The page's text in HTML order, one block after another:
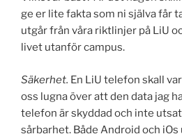
ge er lite fakta som ni själva får
utgår från våra riktlinjer på LiU
livet utanför campus.
Säkerhet. En LiU telefon skall
oss lugna över att den data jag
telefon är skyddad och inte
sårbarhet. Både Android och